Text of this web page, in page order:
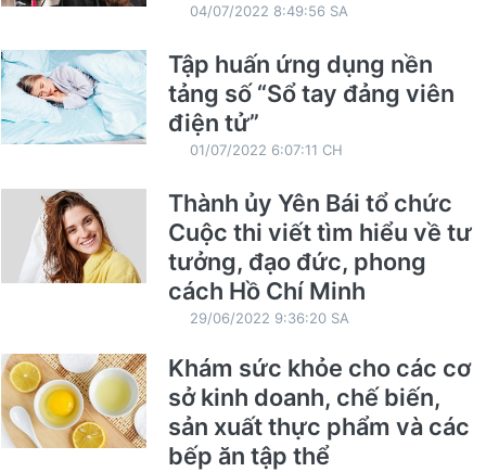
04/07/2022 8:49:56 SA
Tập huấn ứng dụng nền
tảng số “Sổ tay đảng viên
điện tử”
01/07/2022 6:07:11 CH
Thành ủy Yên Bái tổ chức
Cuộc thi viết tìm hiểu về tư
tưởng, đạo đức, phong
cách Hồ Chí Minh
29/06/2022 9:36:20 SA
Khám sức khỏe cho các cơ
sở kinh doanh, chế biến,
sản xuất thực phẩm và các
bếp ăn tập thể